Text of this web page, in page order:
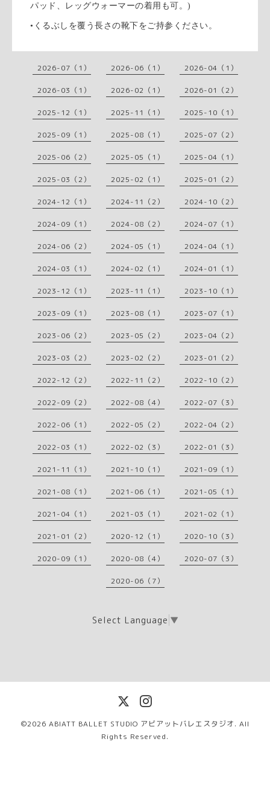
パッド、レッグウォーマーの着用も可。)
•くるぶしを覆う長さの靴下をご持参ください。
2026-07（1） 2026-06（1） 2026-04（1）
2026-03（1） 2026-02（1） 2026-01（2）
2025-12（1） 2025-11（1） 2025-10（1）
2025-09（1） 2025-08（1） 2025-07（2）
2025-06（2） 2025-05（1） 2025-04（1）
2025-03（2） 2025-02（1） 2025-01（2）
2024-12（1） 2024-11（2） 2024-10（2）
2024-09（1） 2024-08（2） 2024-07（1）
2024-06（2） 2024-05（1） 2024-04（1）
2024-03（1） 2024-02（1） 2024-01（1）
2023-12（1） 2023-11（1） 2023-10（1）
2023-09（1） 2023-08（1） 2023-07（1）
2023-06（2） 2023-05（2） 2023-04（2）
2023-03（2） 2023-02（2） 2023-01（2）
2022-12（2） 2022-11（2） 2022-10（2）
2022-09（2） 2022-08（4） 2022-07（3）
2022-06（1） 2022-05（2） 2022-04（2）
2022-03（1） 2022-02（3） 2022-01（3）
2021-11（1） 2021-10（1） 2021-09（1）
2021-08（1） 2021-06（1） 2021-05（1）
2021-04（1） 2021-03（1） 2021-02（1）
2021-01（2） 2020-12（1） 2020-10（3）
2020-09（1） 2020-08（4） 2020-07（3）
2020-06（7）
Select Language ▼
©2026 ABIATT BALLET STUDIO アビアットバレエスタジオ. All
Rights Reserved.